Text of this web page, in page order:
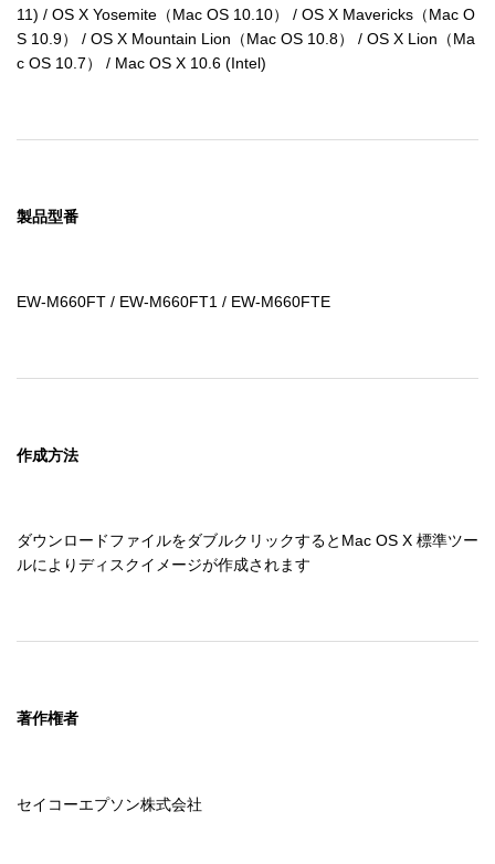
11) / OS X Yosemite（Mac OS 10.10） / OS X Mavericks（Mac O
S 10.9） / OS X Mountain Lion（Mac OS 10.8） / OS X Lion（Ma
c OS 10.7） / Mac OS X 10.6 (Intel)
製品型番
EW-M660FT / EW-M660FT1 / EW-M660FTE
作成方法
ダウンロードファイルをダブルクリックするとMac OS X 標準ツー
ルによりディスクイメージが作成されます
著作権者
セイコーエプソン株式会社